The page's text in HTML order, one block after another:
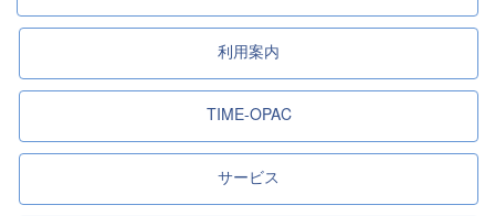
利用案内
TIME-OPAC
サービス